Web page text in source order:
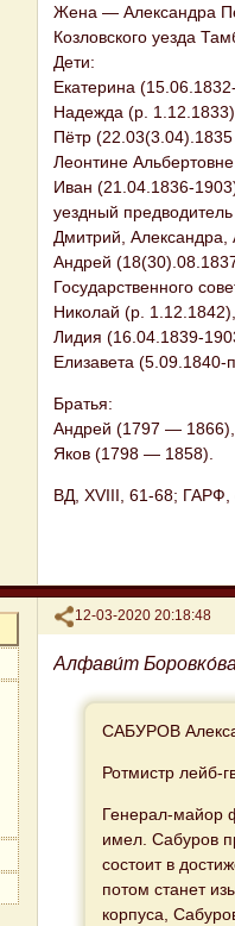
Жена — Александра
Козловского уезда
Дети:
Екатерина
Надежда (р.
Пётр
Леонтине
Иван (21.04.1836-
уездный
Дмитрий, Александра,
Андрей
Государственного
Николай (р.
Лидия (16.04.1839-
Елизавета
Братья:
Андрей (1797 — 1866),
Яков (1798 — 1858).
ВД, XVIII, 61-68; ГАРФ,
Поделиться
12-03-2020 20:18:48
Алфави́т Боровко́ва
САБУРОВ
Ротмистр лейб-
Генерал-майор
имел. Сабуров
состоит в
потом станет
корпуса,